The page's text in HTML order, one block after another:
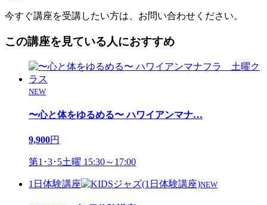
今すぐ講座を受講したい方は、お問い合わせください。
この講座を見ている人におすすめ
NEW
〜心と体をゆるめる〜 ハワイアンマナ…
9,900円
第1･3･5土曜 15:30～17:00
1日体験講座 NEW